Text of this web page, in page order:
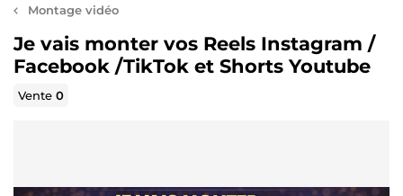
Montage vidéo
Je vais monter vos Reels Instagram /
Facebook /TikTok et Shorts Youtube
Vente0